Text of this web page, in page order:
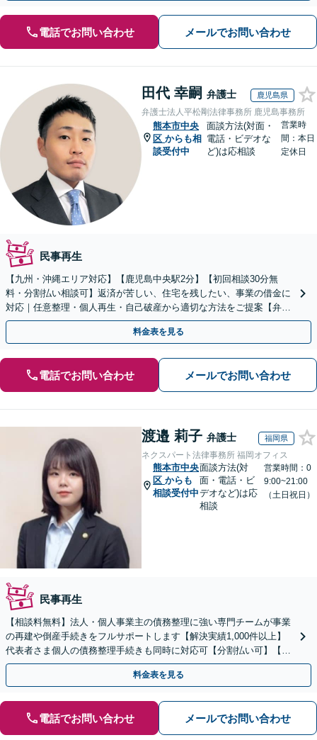
電話でお問い合わせ メールでお問い合わせ
田代 幸嗣 弁護士 鹿児島県
弁護士法人平松剛法律事務所 鹿児島事務所
熊本市中央
区 からも相
談受付中
面談方法(対面・
電話・ビデオな
ど)は応相談
営業時
間：本日
定休日
民事再生
【九州・沖縄エリア対応】【鹿児島中央駅2分】【初回相談30分無
料・分割払い相談可】返済が苦しい、住宅を残したい、事業の借金に
対応｜任意整理・個人再生・自己破産から適切な方法をご提案【弁護
士歴10年以上】
料金表を見る
電話でお問い合わせ メールでお問い合わせ
渡邉 莉子 弁護士 福岡県
ネクスパート法律事務所 福岡オフィス
熊本市中央
区 からも
相談受付中
面談方法(対
面・電話・ビ
デオなど)は応
相談
営業時間：0
9:00~21:00
（土日祝日）
民事再生
【相談料無料】法人・個人事業主の債務整理に強い専門チームが事業
の再建や倒産手続きをフルサポートします【解決実績1,000件以上】
代表者さま個人の債務整理手続きも同時に対応可【分割払い可】【後
払い応相談】【夜間・休日相談可】
料金表を見る
電話でお問い合わせ メールでお問い合わせ